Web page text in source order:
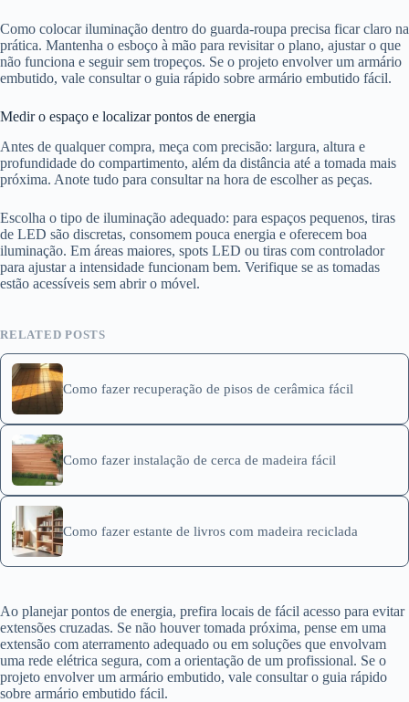
Como colocar iluminação dentro do guarda-roupa precisa ficar claro na
prática. Mantenha o esboço à mão para revisitar o plano, ajustar o que
não funciona e seguir sem tropeços. Se o projeto envolver um armário
embutido, vale consultar o guia rápido sobre armário embutido fácil.
Medir o espaço e localizar pontos de energia
Antes de qualquer compra, meça com precisão: largura, altura e
profundidade do compartimento, além da distância até a tomada mais
próxima. Anote tudo para consultar na hora de escolher as peças.
Escolha o tipo de iluminação adequado: para espaços pequenos, tiras
de LED são discretas, consomem pouca energia e oferecem boa
iluminação. Em áreas maiores, spots LED ou tiras com controlador
para ajustar a intensidade funcionam bem. Verifique se as tomadas
estão acessíveis sem abrir o móvel.
RELATED POSTS
Como fazer recuperação de pisos de cerâmica fácil
Como fazer instalação de cerca de madeira fácil
Como fazer estante de livros com madeira reciclada
Ao planejar pontos de energia, prefira locais de fácil acesso para evitar
extensões cruzadas. Se não houver tomada próxima, pense em uma
extensão com aterramento adequado ou em soluções que envolvam
uma rede elétrica segura, com a orientação de um profissional. Se o
projeto envolver um armário embutido, vale consultar o guia rápido
sobre armário embutido fácil.